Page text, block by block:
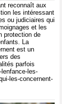
reconnaît aux
les intéressant
ou judiciaires qui
et les
protection de
La
est un
des
parfois
les-
les-concernent-